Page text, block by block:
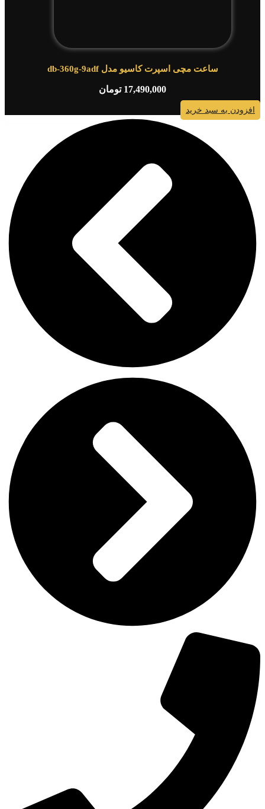
ساعت مچی اسپرت کاسیو مدل db-360g-9adf
17,490,000 تومان
افزودن به سبد خرید